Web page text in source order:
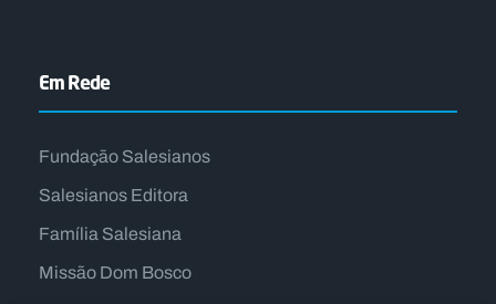
Em Rede
Fundação Salesianos
Salesianos Editora
Família Salesiana
Missão Dom Bosco